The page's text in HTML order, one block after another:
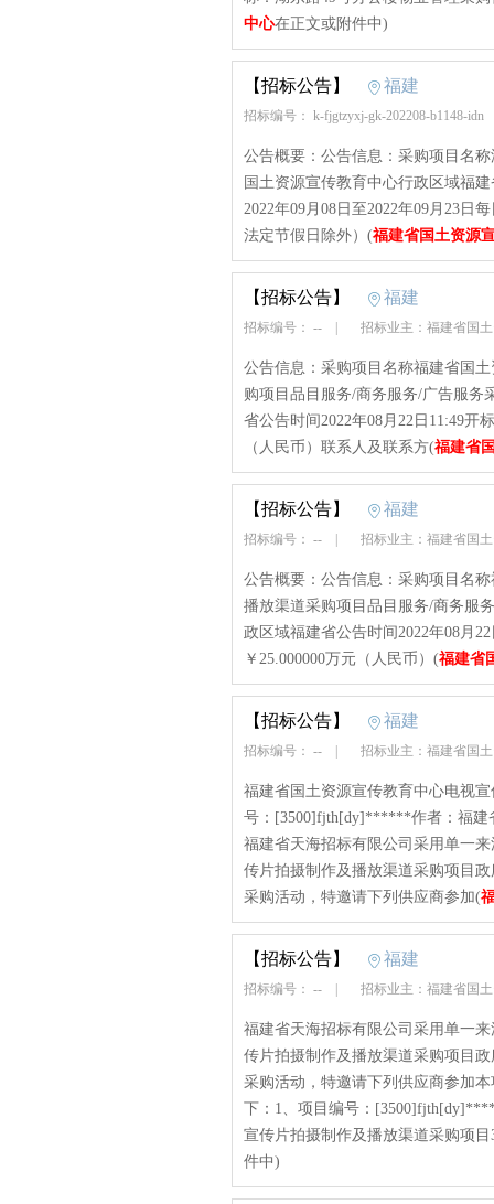
中心在正文或附件中)
【招标公告】 福建
招标编号： k-fjgtzyxj-gk-202208-b1148-idn
公告概要：公告信息：采购项目名
国土资源宣传教育中心行政区域福
2022年09月08日至2022年09月23日
法定节假日除外）(福建省国土资源
【招标公告】 福建
招标编号： -- 招标业主：福建省国
公告信息：采购项目名称福建省国
购项目品目服务/商务服务/广告服务
省公告时间2022年08月22日11:49开
（人民币）联系人及联系方(福建省
【招标公告】 福建
招标编号： -- 招标业主：福建省国
公告概要：公告信息：采购项目名
播放渠道采购项目品目服务/商务服
政区域福建省公告时间2022年08月
￥25.000000万元（人民币）(福建省
【招标公告】 福建
招标编号： -- 招标业主：福建省国
福建省国土资源宣传教育中心电视
号：[3500]fjth[dy]******作者：福建
福建省天海招标有限公司采用单一
传片拍摄制作及播放渠道采购项目
采购活动，特邀请下列供应商参加(
【招标公告】 福建
招标编号： -- 招标业主：福建省国
福建省天海招标有限公司采用单一
传片拍摄制作及播放渠道采购项目
采购活动，特邀请下列供应商参加
下：1、项目编号：
宣传片拍摄制作及播放渠道采购项
件中)